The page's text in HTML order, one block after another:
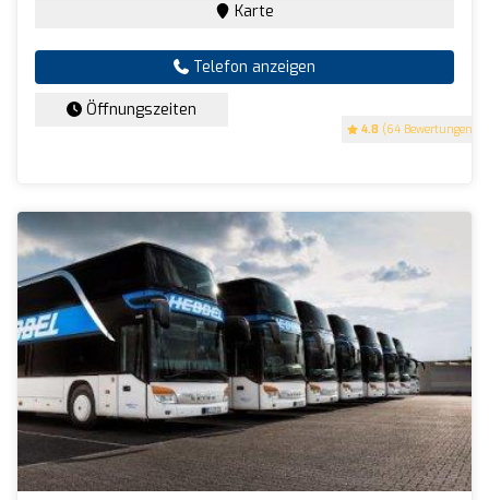
4.8 (64 Bewertungen)
Karte
Telefon anzeigen
Öffnungszeiten